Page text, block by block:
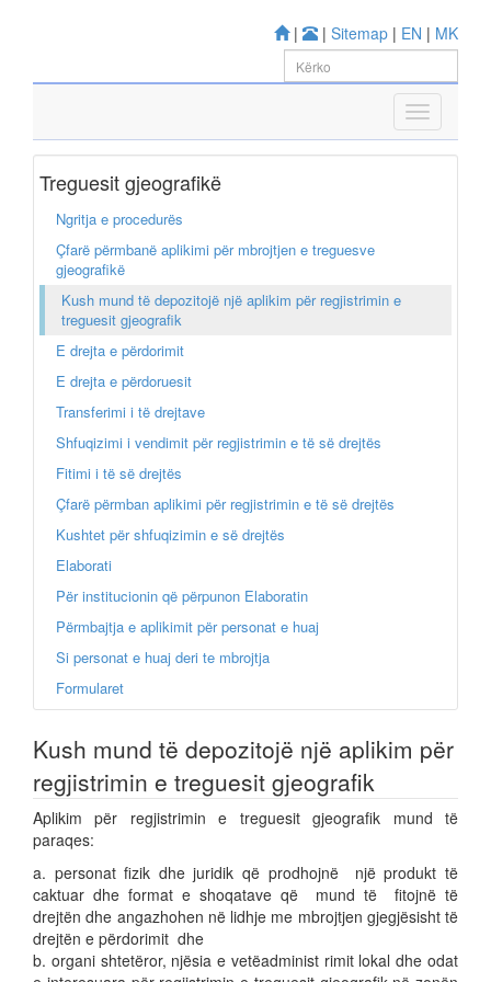
| | Sitemap | EN | MK
Treguesit gjeografikë
Ngritja e procedurës
Çfarë përmbanë aplikimi për mbrojtjen e treguesve
gjeografikë
Kush mund të depozitojë një aplikim për regjistrimin e
treguesit gjeografik
E drejta e përdorimit
E drejta e përdoruesit
Transferimi i të drejtave
Shfuqizimi i vendimit për regjistrimin e të së drejtës
Fitimi i të së drejtës
Çfarë përmban aplikimi për regjistrimin e të së drejtës
Kushtet për shfuqizimin e së drejtës
Elaborati
Për institucionin që përpunon Elaboratin
Përmbajtja e aplikimit për personat e huaj
Si personat e huaj deri te mbrojtja
Formularet
Kush mund të depozitojë një aplikim për
regjistrimin e treguesit gjeografik
Aplikim për regjistrimin e treguesit gjeografik mund të
paraqes:
a. personat fizik dhe juridik që prodhojnë një produkt të
caktuar dhe format e shoqatave që mund të fitojnë të
drejtën dhe angazhohen në lidhje me mbrojtjen gjegjësisht të
drejtën e përdorimit dhe
b. organi shtetëror, njësia e vetëadminist rimit lokal dhe odat